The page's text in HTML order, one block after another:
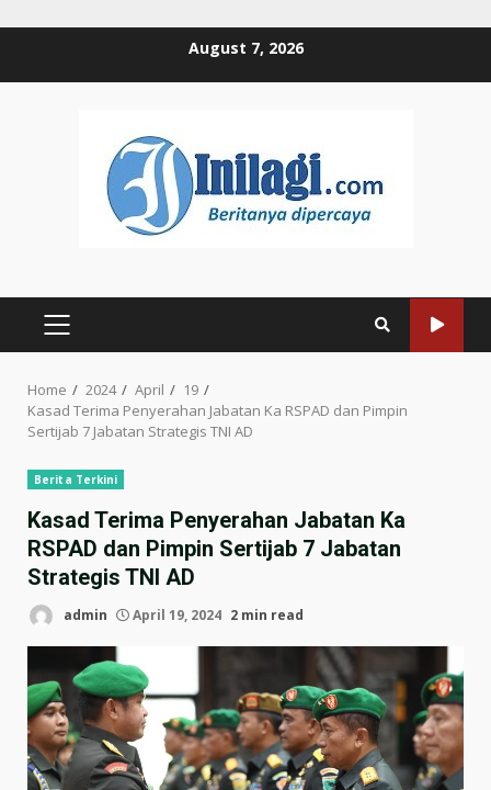
August 7, 2026
PRIMARY
Home 2024 April
19
Kasad Terima Penyerahan Jabatan Ka RSPAD dan Pimpin
Sertijab 7 Jabatan Strategis TNI AD
Berita Terkini
Kasad Terima Penyerahan Jabatan Ka
RSPAD dan Pimpin Sertijab 7 Jabatan
Strategis TNI AD
admin April 19, 2024 2 min read